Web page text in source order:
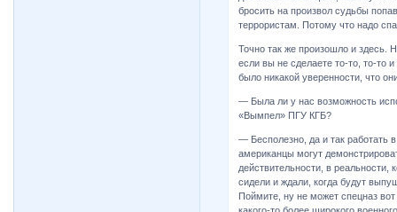
бросить на произвол судьбы
террористам. Потому что надо
Точно так же произошло и здесь.
если вы не сделаете то-то, то-то
было никакой уверенности, что
— Была ли у нас возможность
«Вымпел» ПГУ КГБ?
— Бесполезно, да и так работать
американцы могут
действительности, в реальности,
сидели и ждали, когда будут
Поймите, ну не может спецназ вот